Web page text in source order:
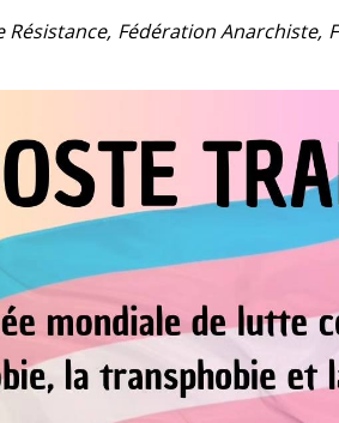
Fédération Anarchiste,